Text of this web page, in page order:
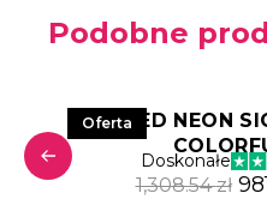
Podobne
1,157.30 zł.
cena wynosi: 868.01
OfertaLED NEON
Doskonałe
1,308.54zł